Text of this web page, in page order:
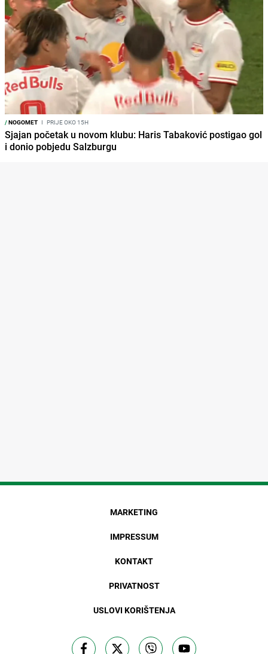
/NOGOMET I PRIJE OKO 15H
Sjajan početak u novom klubu: Haris Tabaković postigao gol
i donio pobjedu Salzburgu
MARKETING
IMPRESSUM
KONTAKT
PRIVATNOST
USLOVI KORIŠTENJA